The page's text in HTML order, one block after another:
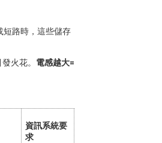
短路時，這些儲存
火花。 電感越大=
資訊系統要
求